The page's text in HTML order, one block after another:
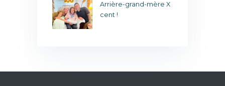
Arrière-grand-mère X
cent !